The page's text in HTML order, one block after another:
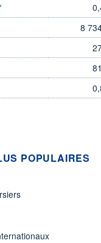
8
POPULAIRES